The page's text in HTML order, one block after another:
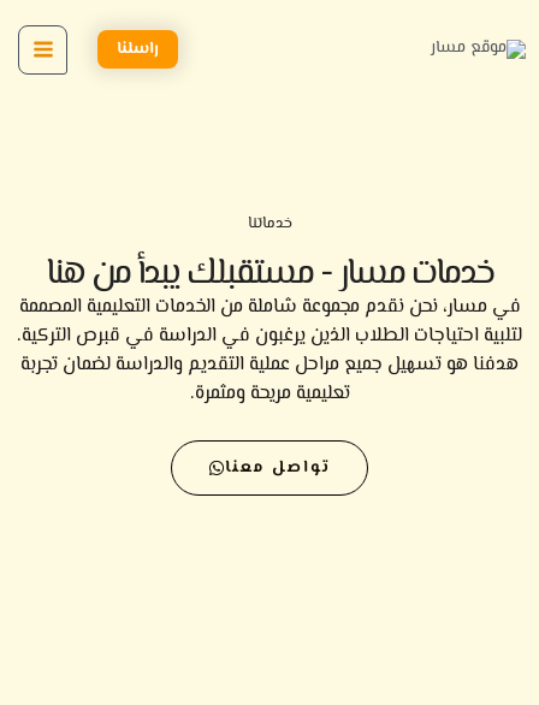
إلى
راسلنا
خدماتنا
خدمات مسار - مستقبلك يبدأ من هنا
في مسار، نحن نقدم مجموعة شاملة من الخدمات التعليمية المصممة
لتلبية احتياجات الطلاب الذين يرغبون في الدراسة في قبرص التركية.
هدفنا هو تسهيل جميع مراحل عملية التقديم والدراسة لضمان تجربة
تعليمية مريحة ومثمرة.
تواصل معنا